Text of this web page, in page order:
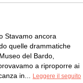
Stavamo ancora
quelle drammatiche
del Bardo,
a riproporre ai
in...
Leggere il seguito